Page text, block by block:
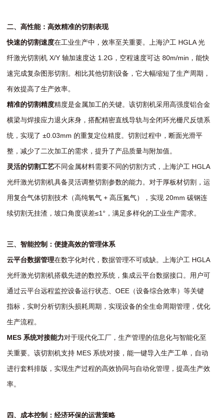
二、高性能：高效精准的切割表现
快速的切割速度在工业生产中，效率至关重要。上海沪工 HGLA 光
纤激光切割机 X/Y 轴加速度达 1.2G，空程速度可达 80m/min，能快
速完成复杂图形切割。相比其他切割设备，它大幅缩短了生产周期，
有效提高了生产效率。
精准的切割精度精度是金属加工的关键。该切割机采用高强度铝合金
横梁与焊接应力退火床身，搭配精密直线导轨与全闭环光栅尺反馈系
统，实现了 ±0.03mm 的重复定位精度。切割过程中，断面光滑平
整，减少了二次加工的需求，提升了产品质量与附加值。
灵活的切割工艺不同金属材料需要不同的切割方式，上海沪工 HGLA
光纤激光切割机具备灵活调整切割参数的能力。对于厚板材切割，运
用复合气体切割技术（高纯氧气 + 高压氮气），实现 20mm 碳钢连
续切割无挂渣，坡口角度误差≤1°，满足多样化的工业生产需求。
三、智能控制：便捷高效的管理体系
云平台数据管理在数字化时代，数据管理不可或缺。上海沪工 HGLA
光纤激光切割机搭载先进的数控系统，集成云平台数据接口。用户可
通过云平台远程监控设备运行状态、OEE（设备综合效率）等关键
指标，实时分析切割头损耗周期，实现设备的全生命周期管理，优化
生产流程。
MES 系统对接能力对于现代化工厂，生产管理的信息化与智能化至
关重要。该切割机支持 MES 系统对接，能一键导入生产工单，自动
进行套料排版，实现生产过程的高效协同与自动化管理，提高生产效
率。
四、成本控制：经济环保的运营策略